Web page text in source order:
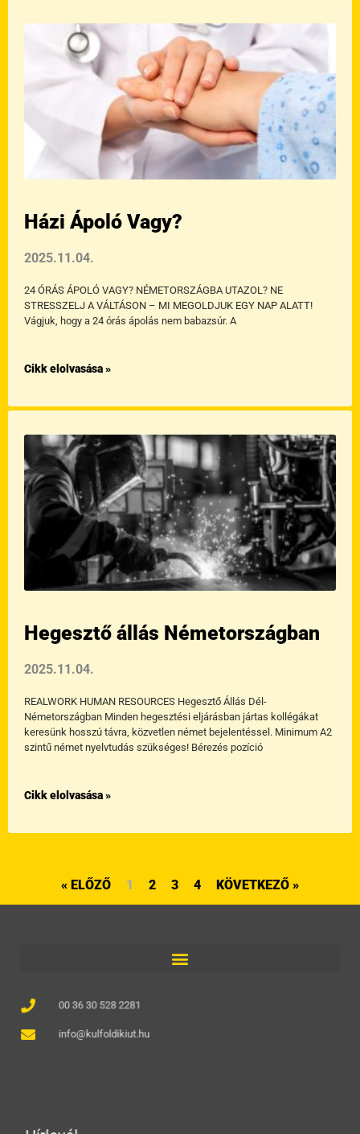
Házi Ápoló Vagy?
2025.11.04.
24 ÓRÁS ÁPOLÓ VAGY? NÉMETORSZÁGBA UTAZOL? NE
STRESSZELJ A VÁLTÁSON – MI MEGOLDJUK EGY NAP ALATT!
Vágjuk, hogy a 24 órás ápolás nem babazsúr. A
Cikk elolvasása »
Hegesztő állás Németországban
2025.11.04.
REALWORK HUMAN RESOURCES Hegesztő Állás Dél-
Németországban Minden hegesztési eljárásban jártas kollégákat
keresünk hosszú távra, közvetlen német bejelentéssel. Minimum A2
szintű német nyelvtudás szükséges! Bérezés pozíció
Cikk elolvasása »
« ELŐZŐ 1 2 3 4 KÖVETKEZŐ »
00 36 30 528 2281
info@kulfoldikiut.hu